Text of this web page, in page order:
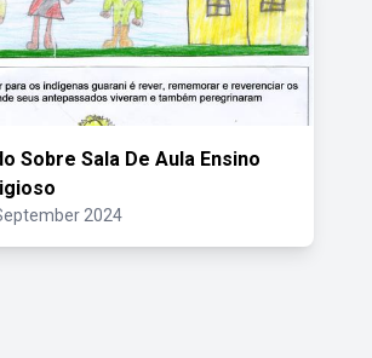
Sobre Sala De Aula Ensino
2024